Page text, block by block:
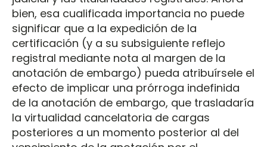
bien, esa cualificada importancia no puede
significar que a la expedición de la
certificación (y a su subsiguiente reflejo
registral mediante nota al margen de la
anotación de embargo) pueda atribuírsele el
efecto de implicar una prórroga indefinida
de la anotación de embargo, que trasladaría
la virtualidad cancelatoria de cargas
posteriores a un momento posterior al del